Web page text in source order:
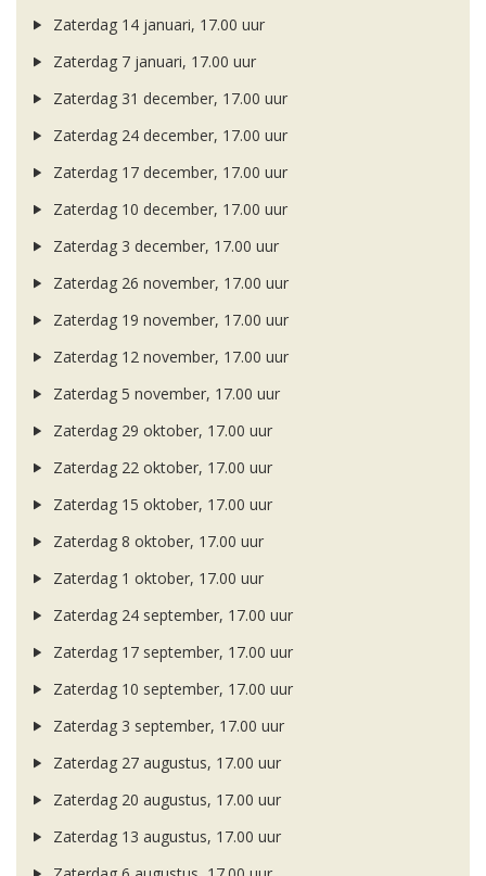
Zaterdag 14 januari, 17.00 uur
Zaterdag 7 januari, 17.00 uur
Zaterdag 31 december, 17.00 uur
Zaterdag 24 december, 17.00 uur
Zaterdag 17 december, 17.00 uur
Zaterdag 10 december, 17.00 uur
Zaterdag 3 december, 17.00 uur
Zaterdag 26 november, 17.00 uur
Zaterdag 19 november, 17.00 uur
Zaterdag 12 november, 17.00 uur
Zaterdag 5 november, 17.00 uur
Zaterdag 29 oktober, 17.00 uur
Zaterdag 22 oktober, 17.00 uur
Zaterdag 15 oktober, 17.00 uur
Zaterdag 8 oktober, 17.00 uur
Zaterdag 1 oktober, 17.00 uur
Zaterdag 24 september, 17.00 uur
Zaterdag 17 september, 17.00 uur
Zaterdag 10 september, 17.00 uur
Zaterdag 3 september, 17.00 uur
Zaterdag 27 augustus, 17.00 uur
Zaterdag 20 augustus, 17.00 uur
Zaterdag 13 augustus, 17.00 uur